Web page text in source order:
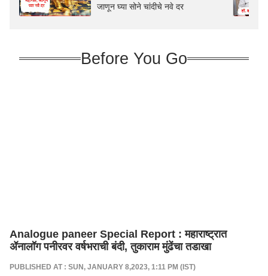
जाणून घ्या सोने चांदीचे नवे दर
Before You Go
Analogue paneer Special Report : महाराष्ट्रात
ॲनालॉग पनीरवर वर्षभराची बंदी, तुकाराम मुंढेंचा तडाखा
PUBLISHED AT : SUN, JANUARY 8,2023, 1:11 PM (IST)